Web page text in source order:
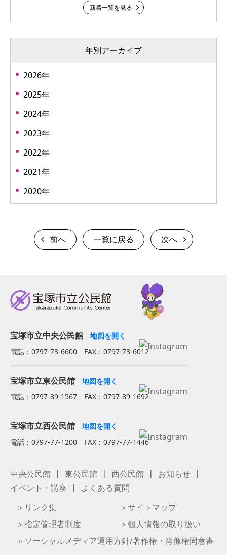
新着一覧を見る
年別アーカイブ
2026年
2025年
2024年
2023年
2022年
2021年
2020年
前へ 一覧に戻る 次へ
宝塚市立中央公民館
地図を開く
電話：0797-73-6600 FAX：0797-73-6012
宝塚市立東公民館
地図を開く
電話：0797-89-1567 FAX：0797-89-1692
宝塚市立西公民館
地図を開く
電話：0797-77-1200 FAX：0797-77-1446
中央公民館 東公民館 西公民館
お知らせ
イベント・講座
よくある質問
リンク集
サイトマップ
指定管理者制度
個人情報の取り扱い
ソーシャルメディア運用方針/著作権・肖像権同意書